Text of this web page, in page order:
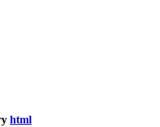
html